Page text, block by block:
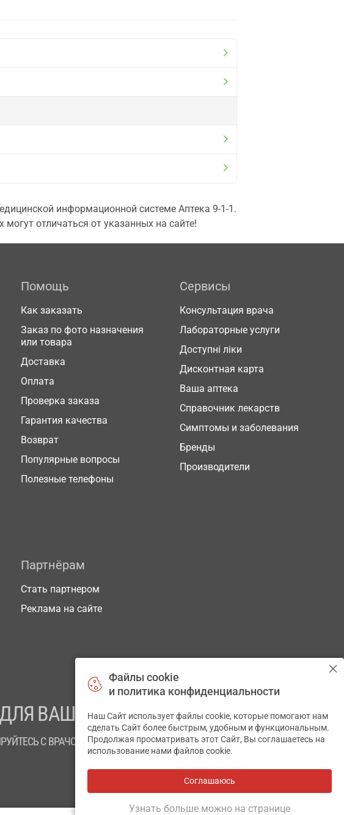
информационной системе Аптека 9-1-1.
отличаться от указанных на сайте!
Помощь
Как заказать
Заказ по фото назначения
или товара
Доставка
Оплата
Проверка заказа
Гарантия качества
Возврат
Популярные вопросы
Полезные телефоны
Сервисы
Консультация врача
Лабораторные услуги
Доступні ліки
Дисконтная карта
Ваша аптека
Справочник лекарств
Симптомы и заболевания
Бренды
Производители
Партнёрам
Стать партнером
Реклама на сайте
ВАШЕГО ЗДОРОВЬЯ
С ВРАЧОМ
Файлы cookie
и политика конфиденциальности
Наш Сайт использует файлы cookie, которые помогают нам
сделать Сайт более быстрым, удобным и функциональным.
Продолжая просматривать этот Сайт, Вы соглашаетесь на
использование нами файлов cookie.
Соглашаюсь
Узнать больше можно на странице
✕